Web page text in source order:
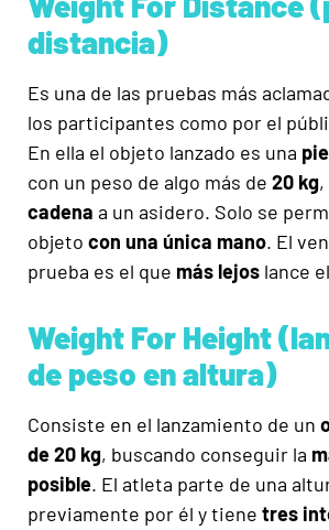
distancia)
Es una de las pruebas más
los participantes como por el
En ella el objeto lanzado es una
con un peso de algo más de 20 kg
cadena a un asidero. Solo se
objeto con una única mano. El
prueba es el que más lejos lance
Weight For Height
de peso en altura)
Consiste en el lanzamiento de un
de 20 kg, buscando conseguir la
posible. El atleta parte de una
previamente por él y tiene tres